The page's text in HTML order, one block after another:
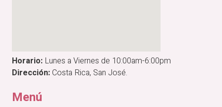
Horario: Lunes a Viernes de 10:00am-6:00pm
Dirección:Costa Rica, San José.
Menú